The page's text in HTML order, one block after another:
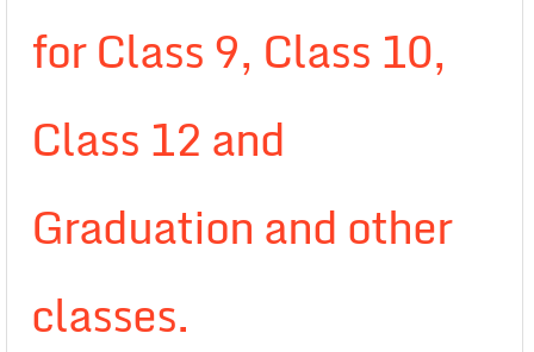
for Class 9, Class 10,
Class 12 and
Graduation and other
classes.